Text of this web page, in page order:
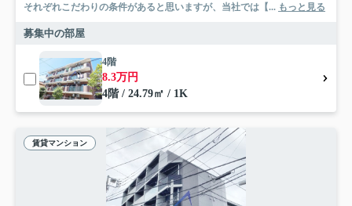
それぞれこだわりの条件があると思いますが、当社では【... もっと見る
募集中の部屋
4階
8.3万円
4階 / 24.79㎡ / 1K
賃貸マンション